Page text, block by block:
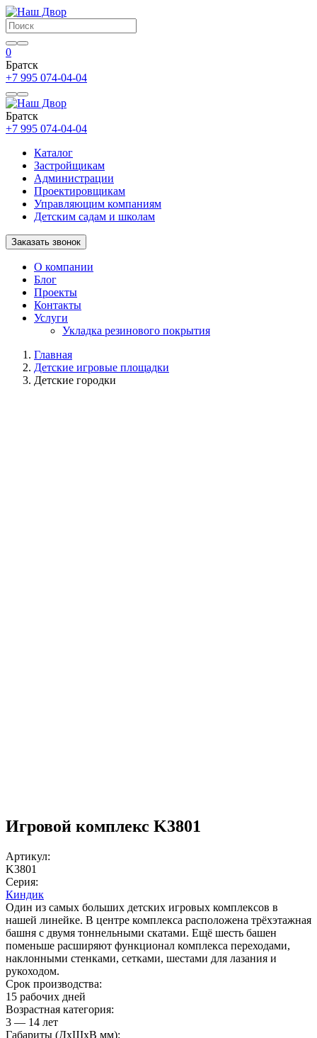
0
Братск
+7 995 074-04-04
Братск
+7 995 074-04-04
Каталог
Застройщикам
Администрации
Проектировщикам
Управляющим компаниям
Детским садам и школам
Заказать звонок
О компании
Блог
Проекты
Контакты
Услуги
Укладка резинового покрытия
Главная
Детские игровые площадки
Детские городки
Игровой комплекс K3801
Артикул:
K3801
Серия:
Киндик
Один из самых больших детских игровых комплексов в
нашей линейке. В центре комплекса расположена трёхэтажная
башня с двумя тоннельными скатами. Ещё шесть башен
поменьше расширяют функционал комплекса переходами,
наклонными стенками, сетками, шестами для лазания и
рукоходом.
Срок производства:
15 рабочих дней
Возрастная категория:
3 — 14 лет
Габариты (ДхШxВ мм):